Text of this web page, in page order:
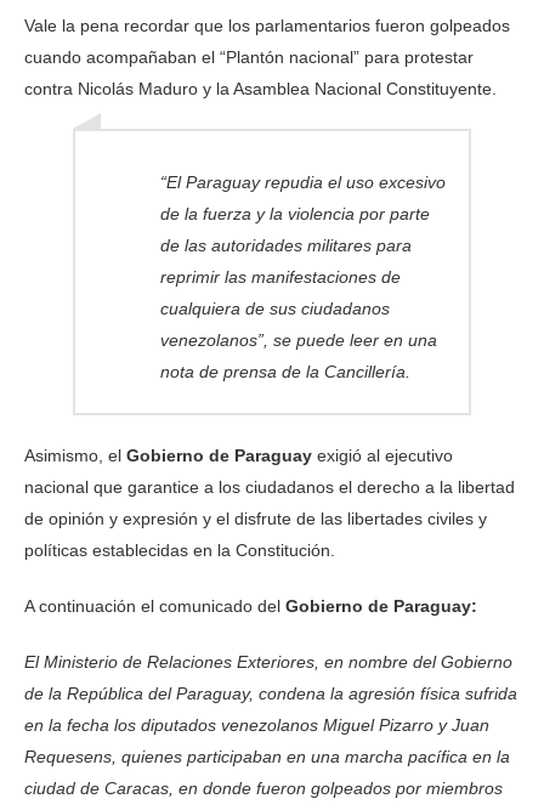
Vale la pena recordar que los parlamentarios fueron golpeados
cuando acompañaban el “Plantón nacional” para protestar
contra Nicolás Maduro y la Asamblea Nacional Constituyente.
“El Paraguay repudia el uso excesivo
de la fuerza y la violencia por parte
de las autoridades militares para
reprimir las manifestaciones de
cualquiera de sus ciudadanos
venezolanos”, se puede leer en una
nota de prensa de la Cancillería.
Asimismo, el Gobierno de Paraguay exigió al ejecutivo
nacional que garantice a los ciudadanos el derecho a la libertad
de opinión y expresión y el disfrute de las libertades civiles y
políticas establecidas en la Constitución.
A continuación el comunicado del Gobierno de Paraguay:
El Ministerio de Relaciones Exteriores, en nombre del Gobierno
de la República del Paraguay, condena la agresión física sufrida
en la fecha los diputados venezolanos Miguel Pizarro y Juan
Requesens, quienes participaban en una marcha pacífica en la
ciudad de Caracas, en donde fueron golpeados por miembros